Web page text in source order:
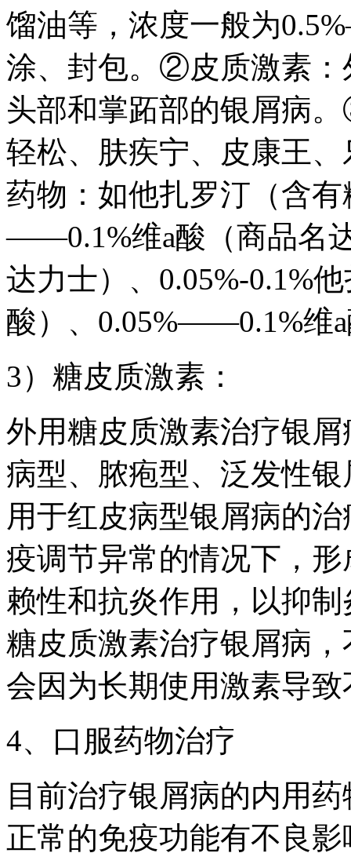
馏油等，浓度一般为
涂、封包。②皮质激素：
头部和掌跖部的银屑病
轻松、肤疾宁、皮康王
药物：如他扎罗汀（含
——0.1%维a酸（商品名
达力士）、0.05%-0.1%
酸）、0.05%——0.1%维
3）糖皮质激素：
外用糖皮质激素治疗银
病型、脓疱型、泛发性
用于红皮病型银屑病的
疫调节异常的情况下，
赖性和抗炎作用，以抑
糖皮质激素治疗银屑病
会因为长期使用激素导
4、口服药物治疗
目前治疗银屑病的内用
正常的免疫功能有不良